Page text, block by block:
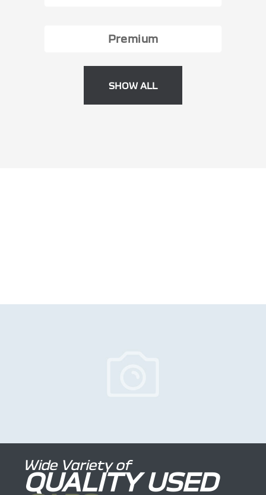
Premium
SHOW ALL
Wide Variety of
QUALITY USED